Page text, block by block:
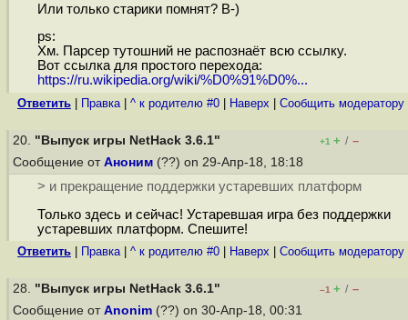
Или только старики помнят? В-)
ps:
Хм. Парсер тутошний не распознаёт всю ссылку.
Вот ссылка для простого перехода:
https://ru.wikipedia.org/wiki/%D0%91%D0%...
Ответить Правка| ^ к родителю #0 Наверх Cообщить модератору
20. "Выпуск игры NetHack 3.6.1" +1 + / –
Сообщение от Аноним (??) on 29-Апр-18, 18:18
> и прекращение поддержки устаревших платформ
Только здесь и сейчас! Устаревшая игра без поддержки
устаревших платформ. Спешите!
Ответить Правка| ^ к родителю #0 Наверх Cообщить модератору
28. "Выпуск игры NetHack 3.6.1" –1 + / –
Сообщение от Anonim (??) on 30-Апр-18, 00:31